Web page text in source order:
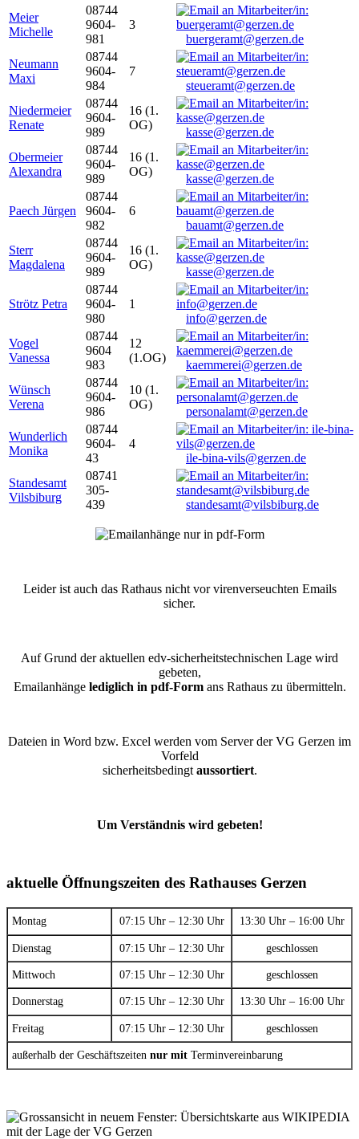
Meier
Michelle
08744
9604-
981
3
buergeramt@gerzen.de
Neumann
Maxi
08744
9604-
984
7
steueramt@gerzen.de
Niedermeier
Renate
08744
9604-
989
16 (1.
OG)
kasse@gerzen.de
Obermeier
Alexandra
08744
9604-
989
16 (1.
OG)
kasse@gerzen.de
Paech Jürgen
08744
9604-
982
6
bauamt@gerzen.de
Sterr
Magdalena
08744
9604-
989
16 (1.
OG)
kasse@gerzen.de
Strötz Petra
08744
9604-
980
1
info@gerzen.de
Vogel
Vanessa
08744
9604
983
12
(1.OG)
kaemmerei@gerzen.de
Wünsch
Verena
08744
9604-
986
10 (1.
OG)
personalamt@gerzen.de
Wunderlich
Monika
08744
9604-
43
4
ile-bina-vils@gerzen.de
Standesamt
Vilsbiburg
08741
305-
439
standesamt@vilsbiburg.de
Leider ist auch das Rathaus nicht vor virenverseuchten Emails
sicher.
Auf Grund der aktuellen edv-sicherheitstechnischen Lage wird
gebeten,
Emailanhänge lediglich in pdf-Formans Rathaus zu übermitteln.
Dateien in Word bzw. Excel werden vom Server der VG Gerzen im
Vorfeld
sicherheitsbedingt aussortiert.
Um Verständnis wird gebeten!
aktuelle Öffnungszeiten des Rathauses Gerzen
Montag 07:15 Uhr – 12:30 Uhr 13:30 Uhr – 16:00 Uhr
Dienstag 07:15 Uhr – 12:30 Uhr geschlossen
Mittwoch 07:15 Uhr – 12:30 Uhr geschlossen
Donnerstag 07:15 Uhr – 12:30 Uhr 13:30 Uhr – 16:00 Uhr
Freitag 07:15 Uhr – 12:30 Uhr geschlossen
außerhalb der Geschäftszeiten nur mit Terminvereinbarung